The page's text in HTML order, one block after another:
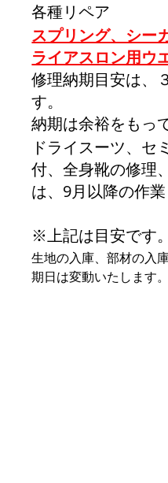
各種リペア
スプリング、シー
ライアスロン用ウ
修理納期目安は、
す。
納期は余裕をもっ
ドライスーツ、セ
付、全身靴の修理
は、9月以降の作業
※上記は目安です。
生地の入庫、部材の入
期日は変動いたします。